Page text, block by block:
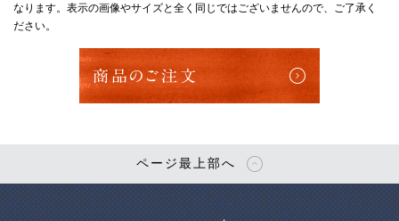
なります。表示の画像やサイズと全く同じではございませんので、ご了承く
ださい。
商品のご注文
ページ最上部へ